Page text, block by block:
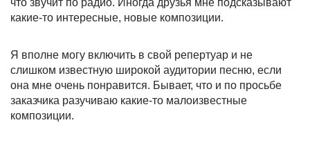
что звучит по радио. Иногда друзья мне подсказывают
какие-то интересные, новые композиции.
Я вполне могу включить в свой репертуар и не
слишком известную широкой аудитории песню, если
она мне очень понравится. Бывает, что и по просьбе
заказчика разучиваю какие-то малоизвестные
композиции.